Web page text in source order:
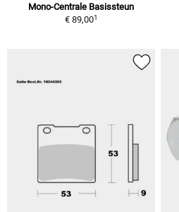
Mono-Centrale Basissteun
€ 89,001